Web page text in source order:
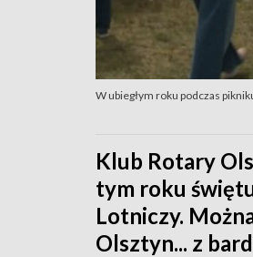
W ubiegłym roku podczas
Klub Rotary
tym roku
Lotniczy.
Olsztyn... z